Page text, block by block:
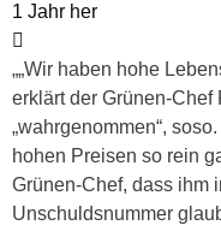
1 Jahr her
„„Wir haben hohe
erklärt der Grünen-Chef
„wahrgenommen“,
hohen Preisen so rein
Grünen-Chef, dass ihm
Unschuldsnummer